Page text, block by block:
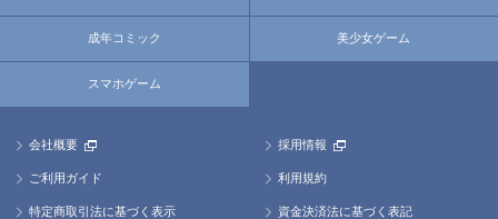
成年コミック 美少女ゲーム
スマホゲーム
会社概要 採用情報
ご利用ガイド 利用規約
特定商取引法に基づく表示 資金決済法に基づく表記